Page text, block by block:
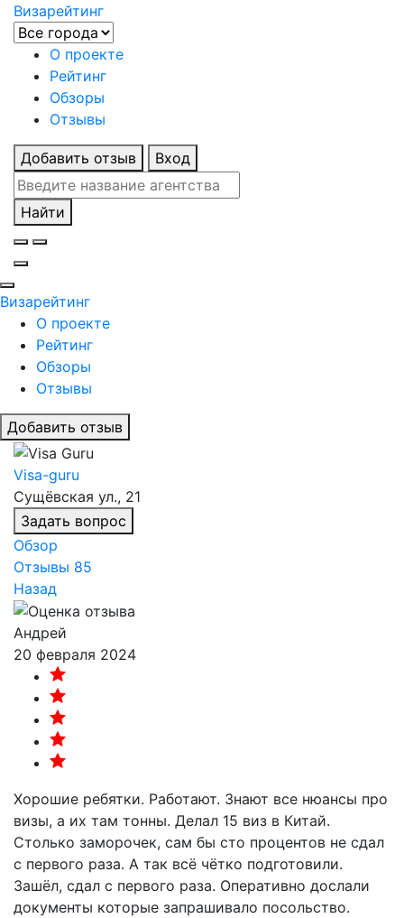
Визарейтинг
О проекте
Рейтинг
Обзоры
Отзывы
Добавить отзыв Вход
Найти
Визарейтинг
О проекте
Рейтинг
Обзоры
Отзывы
Добавить отзыв
Visa-guru
Сущёвская ул., 21
Задать вопрос
Обзор
Отзывы 85
Назад
Андрей
20 февраля 2024
Хорошие ребятки. Работают. Знают все нюансы про
визы, а их там тонны. Делал 15 виз в Китай.
Столько заморочек, сам бы сто процентов не сдал
с первого раза. А так всё чётко подготовили.
Зашёл, сдал с первого раза. Оперативно дослали
документы которые запрашивало посольство.